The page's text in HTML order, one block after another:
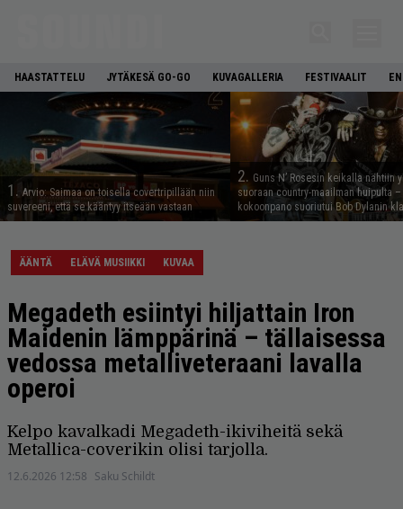
HAASTATTELU JYTÄKESÄ GO-GO KUVAGALLERIA FESTIVAALIT
1. Arvio: Saimaa on toisella covertripillään niin
suvereeni, että se kääntyy itseään vastaan
2. Guns N’ Rosesin keikalla nähtiin
suoraan country-maailman huipulta
kokoonpano suoriutui Bob Dylanin
ÄÄNTÄ ELÄVÄ MUSIIKKI KUVAA
Megadeth esiintyi hiljattain Iron
Maidenin lämppärinä – tällaisessa
vedossa metalliveteraani lavalla
operoi
Kelpo kavalkadi Megadeth-ikiviheitä sekä
Metallica-coverikin olisi tarjolla.
12.6.2026 12:58 Saku Schildt